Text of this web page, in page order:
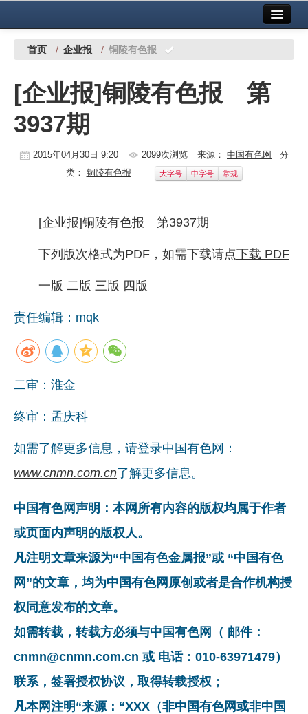
中国有色金属报社主办 广告服务
铜镍铅锌
铝
稀有稀土
企业文化
《资源再生》杂志
行情报价
数字报
首页 / 企业报 / 铜陵有色报
[企业报]铜陵有色报 第
3937期
2015年04月30日 9:20 2099次浏览 来源： 中国有色网
分
类： 铜陵有色报 大字号 中字号 常规
[企业报]铜陵有色报 第3937期
下列版次格式为PDF，如需下载请点下载 PDF
一版 二版 三版 四版
责任编辑：mqk
二审：淮金
终审：孟庆科
如需了解更多信息，请登录中国有色网：
www.cnmn.com.cn了解更多信息。
中国有色网声明：本网所有内容的版权均属于作者
或页面内声明的版权人。
凡注明文章来源为“中国有色金属报”或 “中国有色
网”的文章，均为中国有色网原创或者是合作机构授
权同意发布的文章。
如需转载，转载方必须与中国有色网（ 邮件：
cnmn@cnmn.com.cn 或 电话：010-63971479）
联系，签署授权协议，取得转载授权；
凡本网注明“来源：“XXX（非中国有色网或非中国